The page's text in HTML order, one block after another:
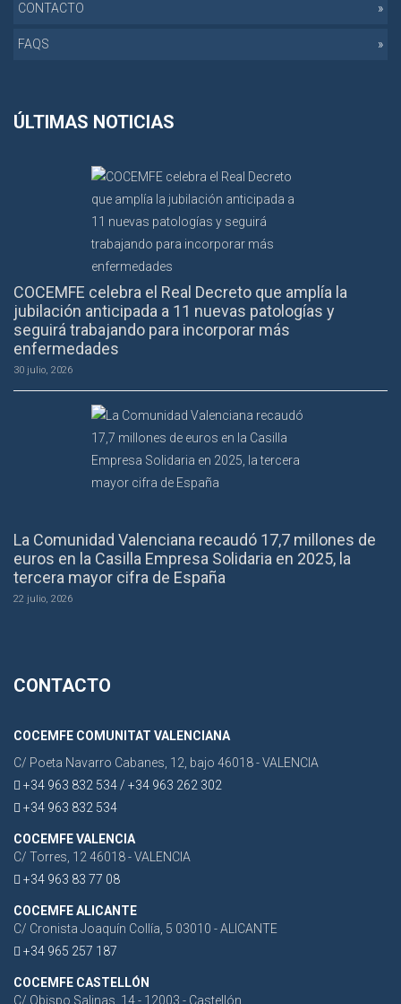
CONTACTO
FAQS
ÚLTIMAS NOTICIAS
COCEMFE celebra el Real Decreto que amplía la
jubilación anticipada a 11 nuevas patologías y
seguirá trabajando para incorporar más
enfermedades
30 julio, 2026
La Comunidad Valenciana recaudó 17,7 millones de
euros en la Casilla Empresa Solidaria en 2025, la
tercera mayor cifra de España
22 julio, 2026
CONTACTO
COCEMFE COMUNITAT VALENCIANA
C/ Poeta Navarro Cabanes, 12, bajo 46018 - VALENCIA
+34 963 832 534 / +34 963 262 302
+34 963 832 534
COCEMFE VALENCIA
C/ Torres, 12 46018 - VALENCIA
+34 963 83 77 08
COCEMFE ALICANTE
C/ Cronista Joaquín Collía, 5 03010 - ALICANTE
+34 965 257 187
COCEMFE CASTELLÓN
C/ Obispo Salinas, 14 - 12003 - Castellón